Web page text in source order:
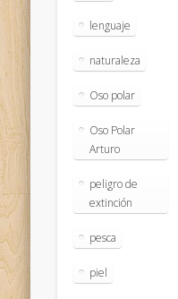
lenguaje
naturaleza
Oso polar
Oso Polar
Arturo
peligro de
extinción
pesca
piel